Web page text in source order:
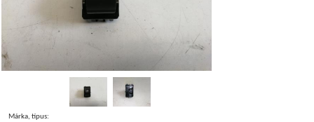
Márka, típus: